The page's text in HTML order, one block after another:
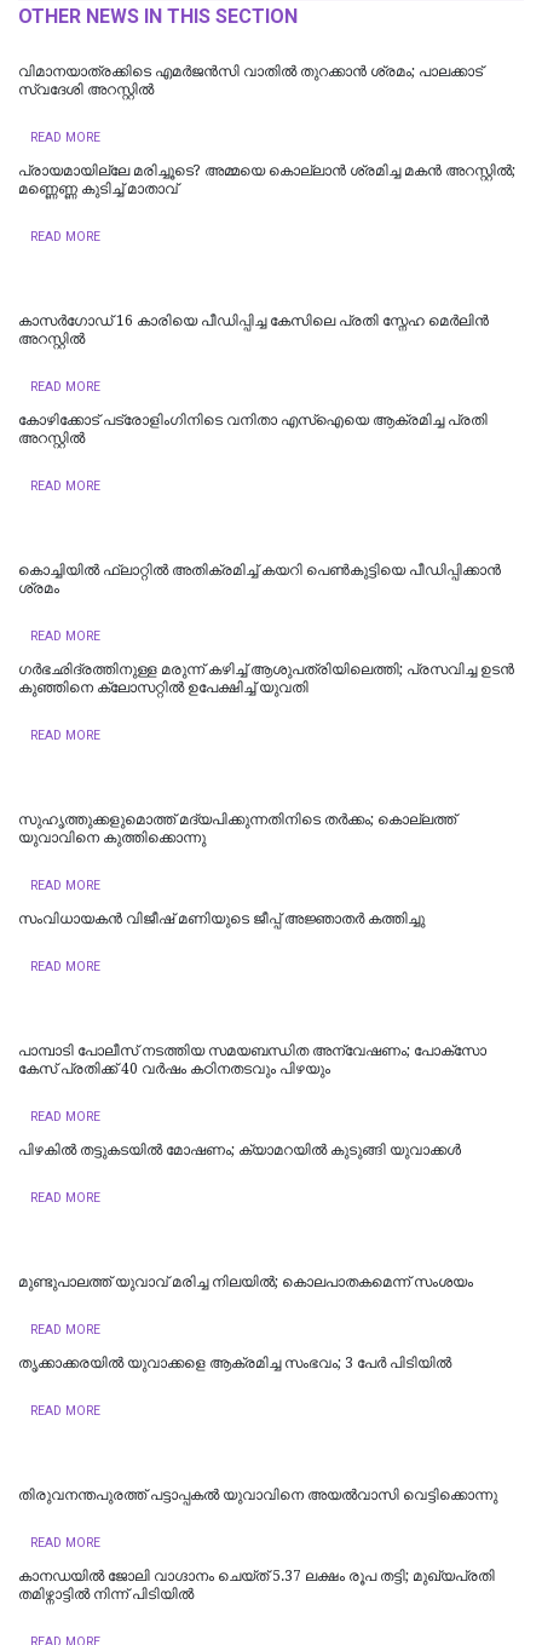
OTHER NEWS IN THIS SECTION
വിമാനയാത്രക്കിടെ എമര്‍ജന്‍സി വാതില്‍ തുറക്കാന്‍ ശ്രമം; പാലക്കാട്
സ്വദേശി അറസ്റ്റില്‍
READ MORE
പ്രായമായില്ലേ മരിച്ചൂടെ? അമ്മയെ കൊല്ലാൻ ശ്രമിച്ച മകൻ അറസ്റ്റിൽ;
മണ്ണെണ്ണ കുടിച്ച് മാതാവ്
READ MORE
കാസർഗോഡ് 16 കാരിയെ പീഡിപ്പിച്ച കേസിലെ പ്രതി സ്നേഹ മെർലിൻ
അറസ്റ്റിൽ
READ MORE
കോഴിക്കോട് പട്രോളിംഗിനിടെ വനിതാ എസ്ഐയെ ആക്രമിച്ച പ്രതി
അറസ്റ്റിൽ
READ MORE
കൊച്ചിയില്‍ ഫ്ലാറ്റിൽ അതിക്രമിച്ച് കയറി പെൺകുട്ടിയെ പീഡിപ്പിക്കാൻ
ശ്രമം
READ MORE
ഗർഭഛിദ്രത്തിനുള്ള മരുന്ന് കഴിച്ച് ആശുപത്രിയിലെത്തി; പ്രസവിച്ച ഉടൻ
കുഞ്ഞിനെ ക്ലോസറ്റിൽ ഉപേക്ഷിച്ച് യുവതി
READ MORE
സുഹൃത്തുക്കളുമൊത്ത് മദ്യപിക്കുന്നതിനിടെ തര്‍ക്കം; കൊല്ലത്ത്
യുവാവിനെ കുത്തിക്കൊന്നു
READ MORE
സംവിധായകൻ വിജീഷ് മണിയുടെ ജീപ്പ് അജ്ഞാതർ കത്തിച്ചു
READ MORE
പാമ്പാടി പോലീസ് നടത്തിയ സമയബന്ധിത അന്വേഷണം; പോക്സോ
കേസ് പ്രതിക്ക് 40 വർഷം കഠിനതടവും പിഴയും
READ MORE
പിഴകിൽ തട്ടുകടയിൽ മോഷണം; ക്യാമറയിൽ കുടുങ്ങി യുവാക്കൾ
READ MORE
മുണ്ടുപാലത്ത് യുവാവ് മരിച്ച നിലയില്‍; കൊലപാതകമെന്ന് സംശയം
READ MORE
തൃക്കാക്കരയിൽ യുവാക്കളെ ആക്രമിച്ച സംഭവം; 3 പേർ പിടിയിൽ
READ MORE
തിരുവനന്തപുരത്ത് പട്ടാപ്പകൽ യുവാവിനെ അയൽവാസി വെട്ടിക്കൊന്നു
READ MORE
കാനഡയിൽ ജോലി വാഗ്ദാനം ചെയ്ത് 5.37 ലക്ഷം രൂപ തട്ടി; മുഖ്യപ്രതി
തമിഴ്നാട്ടിൽ നിന്ന് പിടിയിൽ
READ MORE